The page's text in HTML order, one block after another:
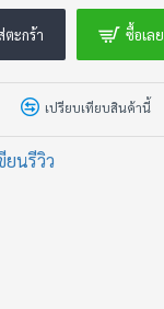
อกำเนิดขึ้น
ยนรีวิว
ตะกร้า ซื้อเลย
เปรียบเทียบสินค้านี้